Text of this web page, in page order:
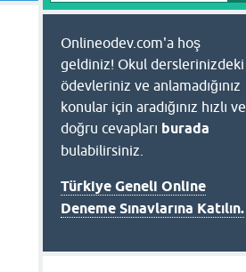
Onlineodev.com'a hoş
geldiniz! Okul derslerinizdeki
ödevleriniz ve anlamadığınız
konular için aradığınız hızlı ve
doğru cevapları burada
bulabilirsiniz.
Türkiye Geneli Online
Deneme Sınavlarına Katılın.